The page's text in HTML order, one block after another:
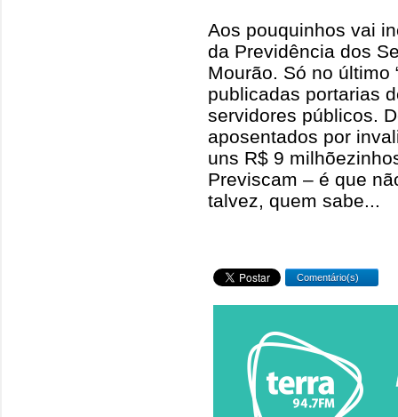
Aos pouquinhos vai
da Previdência dos
Mourão. Só no último
publicadas portarias
servidores públicos.
aposentados por
uns R$ 9
Previscam – é que
talvez, quem sabe...
Comentário(s)